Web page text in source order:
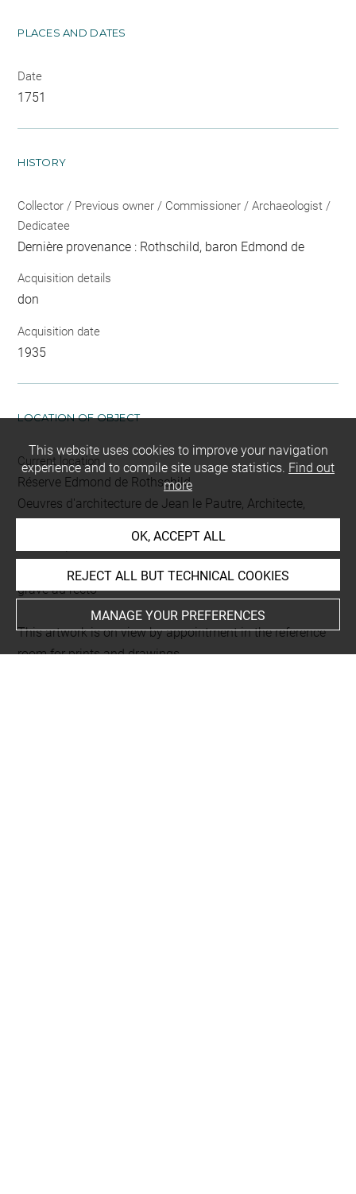
PLACES AND DATES
Date
1751
HISTORY
Collector / Previous owner / Commissioner / Archaeologist /
Dedicatee
Dernière provenance : Rothschild, baron Edmond de
Acquisition details
don
Acquisition date
1935
LOCATION OF OBJECT
Current location
Réserve Edmond de Rothschild
Oeuvres d'architecture de Jean le Pautre, Architecte,
gravé au recto
This artwork is on view by appointment in the reference
room for prints and drawings
This website uses cookies to improve your navigation
experience and to compile site usage statistics. Find out
more
OK, ACCEPT ALL
REJECT ALL BUT TECHNICAL COOKIES
MANAGE YOUR PREFERENCES